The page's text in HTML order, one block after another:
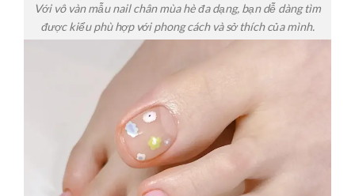
Với vô vàn mẫu nail chân mùa hè đa dạng, bạn dễ dàng tìm
được kiểu phù hợp với phong cách và sở thích của mình.